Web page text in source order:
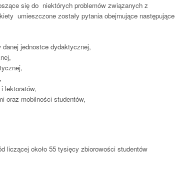
się do niektórych problemów związanych z
umieszczone zostały pytania obejmujące następujące
jednostce dydaktycznej,
lektoratów,
oraz mobilności studentów,
liczącej około 55 tysięcy zbiorowości studentów